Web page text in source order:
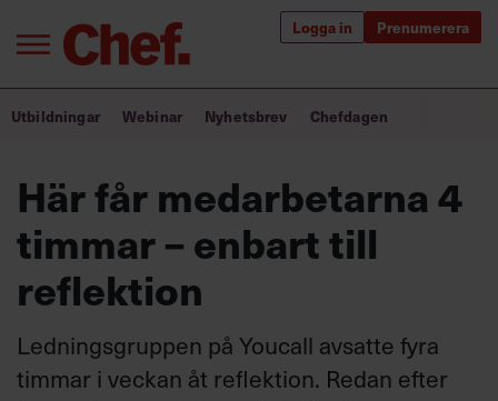
Logga in Prenumerera
Bra ledare förändrar världen
Innehåll från Chef
Utbildning för ledare
Chefakademin+
Populära utbildningar
Utbildningar Webinar Nyhetsbrev Chefdagen
Här får medarbetarna 4
timmar – enbart till
reflektion
Ledningsgruppen på Youcall avsatte fyra
timmar i veckan åt reflektion. Redan efter